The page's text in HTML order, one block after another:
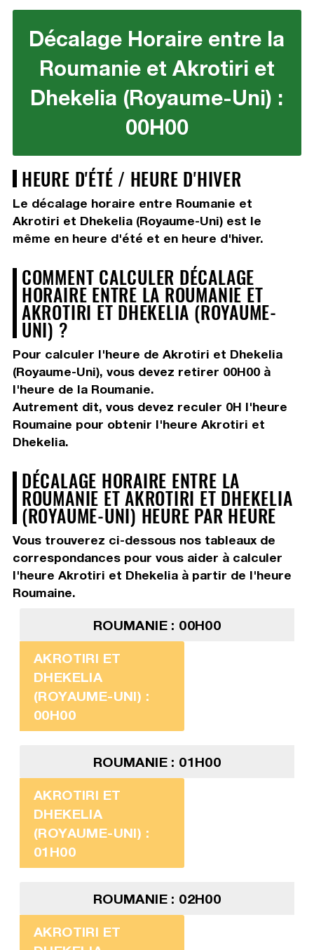
Décalage Horaire entre la
Roumanie et Akrotiri et
Dhekelia (Royaume-Uni) :
00H00
HEURE D'ÉTÉ / HEURE D'HIVER
Le décalage horaire entre Roumanie et
Akrotiri et Dhekelia (Royaume-Uni) est le
même en heure d'été et en heure d'hiver.
COMMENT CALCULER DÉCALAGE
HORAIRE ENTRE LA ROUMANIE ET
AKROTIRI ET DHEKELIA (ROYAUME-
UNI) ?
Pour calculer l'heure de Akrotiri et Dhekelia
(Royaume-Uni), vous devez retirer 00H00à
l'heure de la Roumanie.
Autrement dit, vous devez reculer 0H l'heure
Roumaine pour obtenir l'heure Akrotiri et
Dhekelia.
DÉCALAGE HORAIRE ENTRE LA
ROUMANIE ET AKROTIRI ET DHEKELIA
(ROYAUME-UNI) HEURE PAR HEURE
Vous trouverez ci-dessous nos tableaux de
correspondances pour vous aider à calculer
l'heure Akrotiri et Dhekelia à partir de l'heure
Roumaine.
ROUMANIE : 00H00
AKROTIRI ET
DHEKELIA
(ROYAUME-UNI) :
00H00
ROUMANIE : 01H00
AKROTIRI ET
DHEKELIA
(ROYAUME-UNI) :
01H00
ROUMANIE : 02H00
AKROTIRI ET